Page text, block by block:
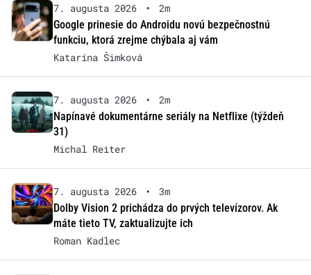
7. augusta 2026 •
2m
Google prinesie do Androidu novú bezpečnostnú
funkciu, ktorá zrejme chýbala aj vám
Katarína Šimková
7. augusta 2026 •
2m
Napínavé dokumentárne seriály na Netflixe (týždeň
31)
Michal Reiter
7. augusta 2026 •
3m
Dolby Vision 2 prichádza do prvých televízorov. Ak
máte tieto TV, zaktualizujte ich
Roman Kadlec